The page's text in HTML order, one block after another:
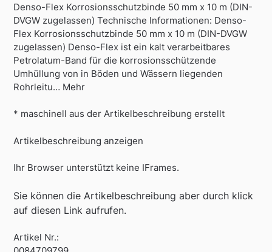
Denso-Flex Korrosionsschutzbinde 50 mm x 10 m (DIN-
DVGW zugelassen) Technische Informationen: Denso-
Flex Korrosionsschutzbinde 50 mm x 10 m (DIN-DVGW
zugelassen) Denso-Flex ist ein kalt verarbeitbares
Petrolatum-Band für die korrosionsschützende
Umhüllung von in Böden und Wässern liegenden
Rohrleitu… Mehr
* maschinell aus der Artikelbeschreibung erstellt
Artikelbeschreibung anzeigen
Ihr Browser unterstützt keine IFrames.
Sie können die Artikelbeschreibung aber durch klick
auf diesen Link aufrufen.
Artikel Nr.: